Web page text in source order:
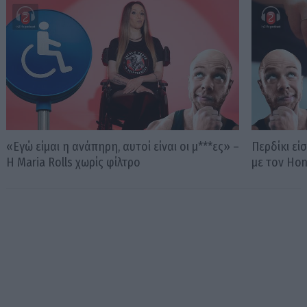
«Εγώ είμαι η ανάπηρη, αυτοί είναι οι μ***ες» –
Η Maria Rolls χωρίς φίλτρο
Περδίκι
με τον